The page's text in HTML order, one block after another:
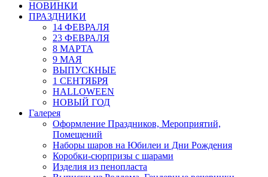
НОВИНКИ
ПРАЗДНИКИ
14 ФЕВРАЛЯ
23 ФЕВРАЛЯ
8 МАРТА
9 МАЯ
ВЫПУСКНЫЕ
1 СЕНТЯБРЯ
HALLOWEEN
НОВЫЙ ГОД
Галерея
Оформление Праздников, Мероприятий,
Помещений
Наборы шаров на Юбилеи и Дни Рождения
Коробки-сюрпризы с шарами
Изделия из пенопласта